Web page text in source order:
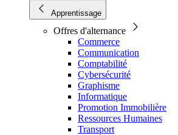
Apprentissage
Offres d'alternance
Commerce
Communication
Comptabilité
Cybersécurité
Graphisme
Informatique
Promotion Immobilière
Ressources Humaines
Transport